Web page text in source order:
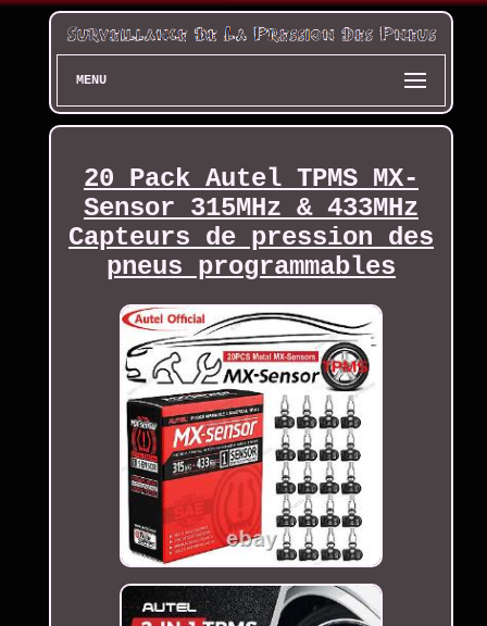
MENU
20 Pack Autel TPMS MX-
Sensor 315MHz & 433MHz
Capteurs de pression des
pneus programmables